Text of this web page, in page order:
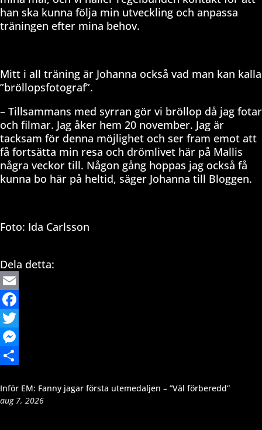
han ska kunna följa min utveckling och anpassa
träningen efter mina behov.
Mitt i all träning är Johanna också vad man kan kalla
”bröllopsfotograf”.
– Tillsammans med syrran gör vi bröllop då jag fotar
och filmar. Jag åker hem 20 november. Jag är
tacksam för denna möjlighet och ser fram emot att
få fortsätta min resa och drömlivet här på Mallis
några veckor till. Någon gång hoppas jag också få
kunna bo här på heltid, säger Johanna till Bloggen.
Foto: Ida Carlsson
Dela detta:
Email
Facebook
Twitter
Messenger
Inför EM: Fanny jagar första utemedaljen – ”Väl förberedd”
aug 7, 2026